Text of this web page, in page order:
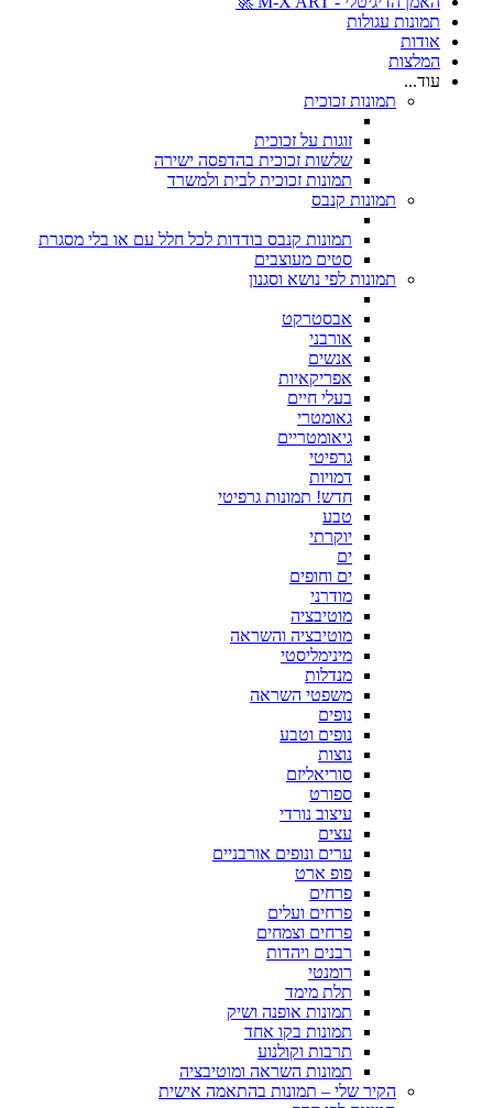
תמונות עגולות
אודות
המלצות
עוד...
תמונות זכוכית
זוגות על זכוכית
שלשות זכוכית בהדפסה ישירה
תמונות זכוכית לבית ולמשרד
תמונות קנבס
תמונות קנבס בודדות לכל חלל עם או בלי מסגרת
סטים מעוצבים
תמונות לפי נושא וסגנון
אבסטרקט
אורבני
אנשים
אפריקאיות
בעלי חיים
גאומטרי
גיאומטריים
גרפיטי
דמויות
חדש! תמונות גרפיטי
טבע
יוקרתי
ים
ים וחופים
מודרני
מוטיבציה
מוטיבציה והשראה
מינימליסטי
מנדלות
משפטי השראה
נופים
נופים וטבע
נוצות
סוריאליזם
ספורט
עיצוב נורדי
עצים
ערים ונופים אורבניים
פופ ארט
פרחים
פרחים ועלים
פרחים וצמחים
רבנים ויהדות
רומנטי
תלת מימד
תמונות אופנה ושיק
תמונות בקו אחד
תרבות וקולנוע
תמונות השראה ומוטיבציה
הקיר שלי – תמונות בהתאמה אישית